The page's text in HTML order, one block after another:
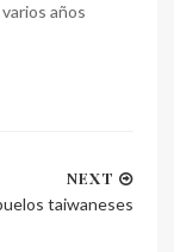
años
NEXT
taiwaneses